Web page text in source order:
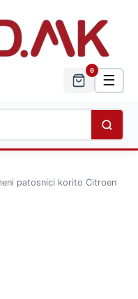
0
☰
patosnici korito Citroen